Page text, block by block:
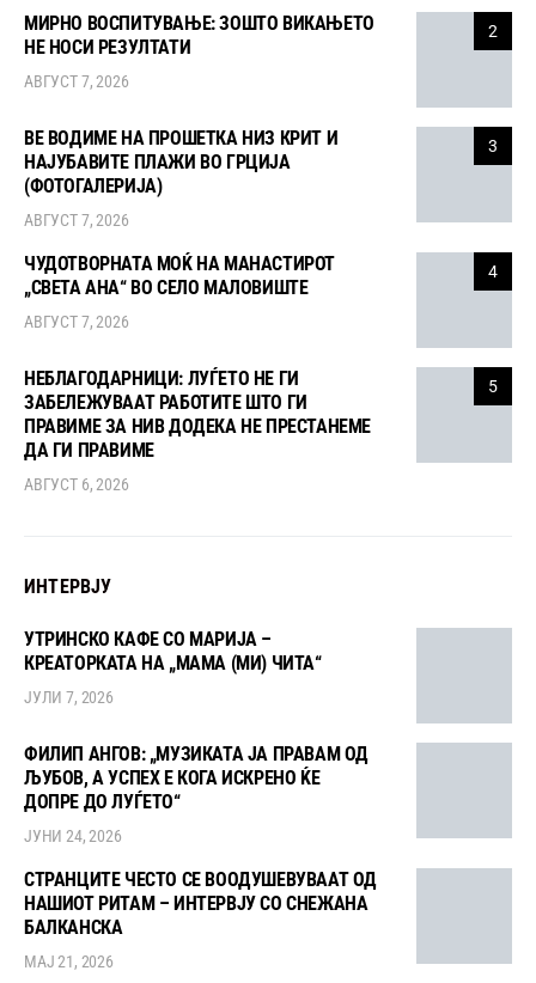
2
МИРНО ВОСПИТУВАЊЕ: ЗОШТО ВИКАЊЕТО
НЕ НОСИ РЕЗУЛТАТИ
АВГУСТ 7, 2026
3
ВЕ ВОДИМЕ НА ПРОШЕТКА НИЗ КРИТ И
НАЈУБАВИТЕ ПЛАЖИ ВО ГРЦИЈА
(ФОТОГАЛЕРИЈА)
АВГУСТ 7, 2026
4
ЧУДОТВОРНАТА МОЌ НА МАНАСТИРОТ
„СВЕТА АНА“ ВО СЕЛО МАЛОВИШТЕ
АВГУСТ 7, 2026
5
НЕБЛАГОДАРНИЦИ: ЛУЃЕТО НЕ ГИ
ЗАБЕЛЕЖУВААТ РАБОТИТЕ ШТО ГИ
ПРАВИМЕ ЗА НИВ ДОДЕКА НЕ ПРЕСТАНЕМЕ
ДА ГИ ПРАВИМЕ
АВГУСТ 6, 2026
ИНТЕРВЈУ
УТРИНСКО КАФЕ СО МАРИЈА –
КРЕАТОРКАТА НА „МАМА (МИ) ЧИТА“
ЈУЛИ 7, 2026
ФИЛИП АНГОВ: „МУЗИКАТА ЈА ПРАВАМ ОД
ЉУБОВ, А УСПЕХ Е КОГА ИСКРЕНО ЌЕ
ДОПРЕ ДО ЛУЃЕТО“
ЈУНИ 24, 2026
СТРАНЦИТЕ ЧЕСТО СЕ ВООДУШЕВУВААТ ОД
НАШИОТ РИТАМ – ИНТЕРВЈУ СО СНЕЖАНА
БАЛКАНСКА
МАЈ 21, 2026